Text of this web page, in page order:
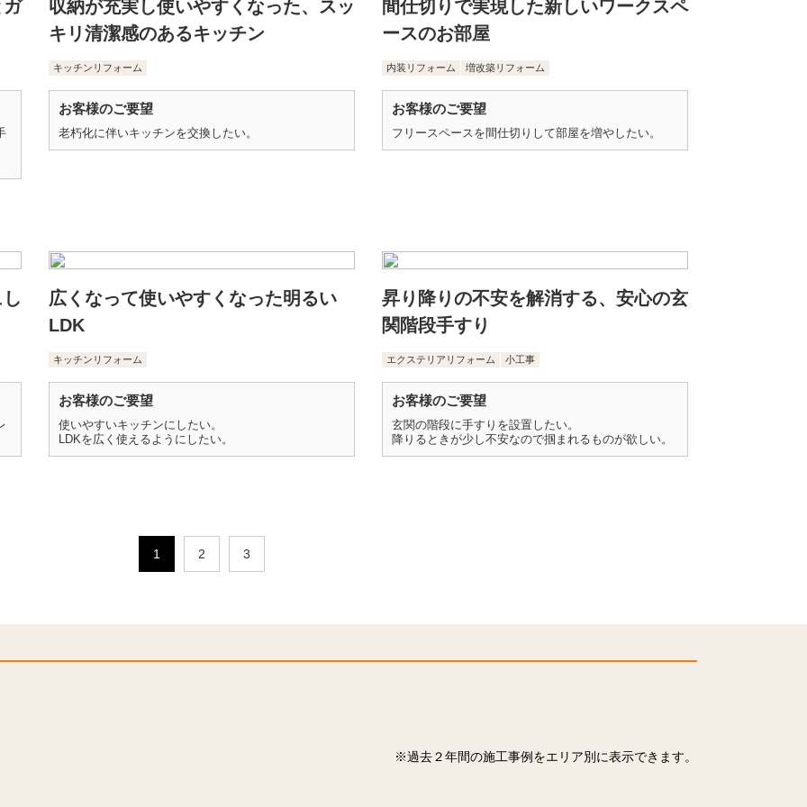
ガ
収納が充実し使いやすくなった、スッ
キリ清潔感のあるキッチン
キッチンリフォーム
お客様のご要望
老朽化に伴いキッチンを交換したい。
間仕切りで実現した新しいワークスペ
ースのお部屋
内装リフォーム 増改築リフォーム
お客様のご要望
フリースペースを間仕切りして部屋を増やしたい。
広くなって使いやすくなった明るい
LDK
キッチンリフォーム
お客様のご要望
使いやすいキッチンにしたい。
LDKを広く使えるようにしたい。
昇り降りの不安を解消する、安心の玄
関階段手すり
エクステリアリフォーム 小工事
お客様のご要望
玄関の階段に手すりを設置したい。
降りるときが少し不安なので掴まれるものが欲しい。
1 2 3
※過去２年間の施工事例をエリア別に表示できます。